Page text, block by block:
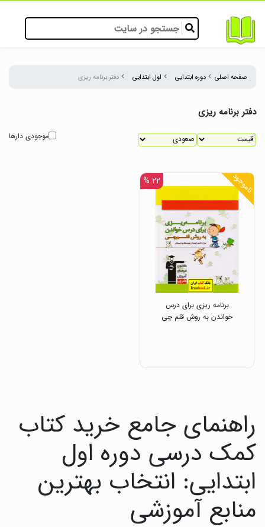
صفحه اصلی دوره ابتدایی اول ابتدایی دفتر برنامه ریزی
دفتر برنامه ریزی
موجودی دارها
ناموجود ۲۲ %
برنامه ریزی برای درس
خواندن به روش قلم چی
راهنمای جامع خرید کتاب
کمک درسی دوره اول
ابتدایی: انتخاب بهترین
منابع آموزشی